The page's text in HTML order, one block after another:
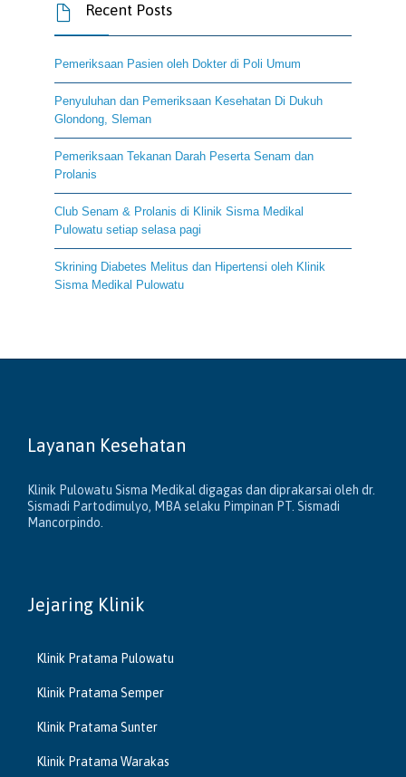
 Recent Posts
Pemeriksaan Pasien oleh Dokter di Poli Umum
Penyuluhan dan Pemeriksaan Kesehatan Di Dukuh
Glondong, Sleman
Pemeriksaan Tekanan Darah Peserta Senam dan
Prolanis
Club Senam & Prolanis di Klinik Sisma Medikal
Pulowatu setiap selasa pagi
Skrining Diabetes Melitus dan Hipertensi oleh Klinik
Sisma Medikal Pulowatu
Layanan Kesehatan
Klinik Pulowatu Sisma Medikal digagas dan diprakarsai oleh dr.
Sismadi Partodimulyo, MBA selaku Pimpinan PT. Sismadi
Mancorpindo.
Jejaring Klinik
Klinik Pratama Pulowatu
Klinik Pratama Semper
Klinik Pratama Sunter
Klinik Pratama Warakas